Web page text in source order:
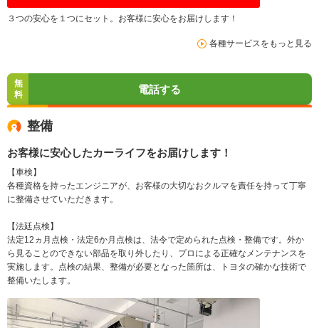
３つの安心を１つにセット。お客様に安心をお届けします！
各種サービスをもっと見る
無
料
電話する
整備
お客様に安心したカーライフをお届けします！
【車検】
各種資格を持ったエンジニアが、お客様の大切なおクルマを責任を持って丁寧
に整備させていただきます。
【法廷点検】
法定12ヵ月点検・法定6か月点検は、法令で定められた点検・整備です。外か
ら見ることのできない部品を取り外したり、プロによる正確なメンテナンスを
実施します。点検の結果、整備が必要となった箇所は、トヨタの確かな技術で
整備いたします。